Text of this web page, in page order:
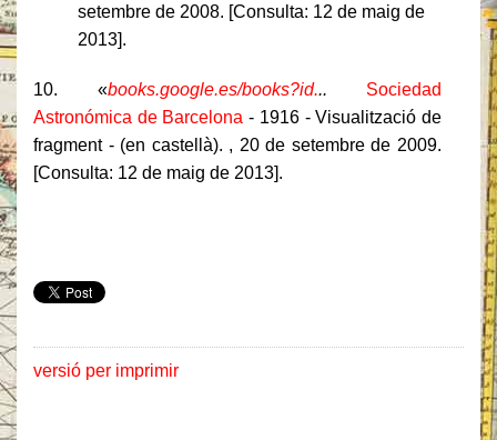
setembre de 2008. [Consulta: 12 de maig de
2013].
10. «books.google.es/books?id... Sociedad
Astronómica de Barcelona - 1916 - Visualització de
fragment - (en castellà). , 20 de setembre de 2009.
[Consulta: 12 de maig de 2013].
versió per imprimir